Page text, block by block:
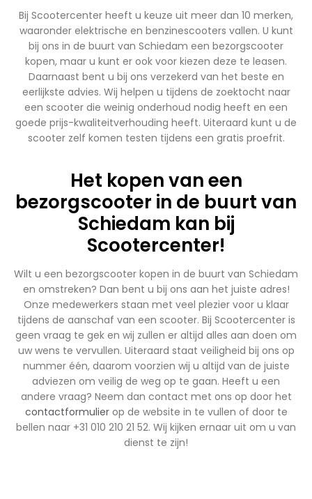
Bij Scootercenter heeft u keuze uit meer dan 10 merken,
waaronder elektrische en benzinescooters vallen. U kunt
bij ons in de buurt van Schiedam een bezorgscooter
kopen, maar u kunt er ook voor kiezen deze te leasen.
Daarnaast bent u bij ons verzekerd van het beste en
eerlijkste advies. Wij helpen u tijdens de zoektocht naar
een scooter die weinig onderhoud nodig heeft en een
goede prijs-kwaliteitverhouding heeft. Uiteraard kunt u de
scooter zelf komen testen tijdens een gratis proefrit.
Het kopen van een
bezorgscooter in de buurt van
Schiedam kan bij
Scootercenter!
Wilt u een bezorgscooter kopen in de buurt van Schiedam
en omstreken? Dan bent u bij ons aan het juiste adres!
Onze medewerkers staan met veel plezier voor u klaar
tijdens de aanschaf van een scooter. Bij Scootercenter is
geen vraag te gek en wij zullen er altijd alles aan doen om
uw wens te vervullen. Uiteraard staat veiligheid bij ons op
nummer één, daarom voorzien wij u altijd van de juiste
adviezen om veilig de weg op te gaan. Heeft u een
andere vraag? Neem dan contact met ons op door het
contactformulierop de website in te vullen of door te
bellen naar +31 010 210 21 52. Wij kijken ernaar uit om u van
dienst te zijn!